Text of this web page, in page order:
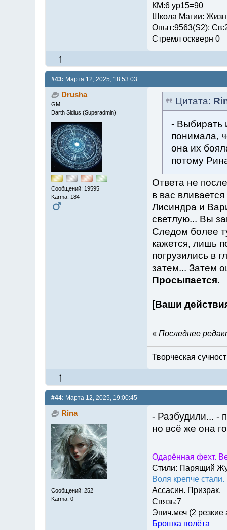
КМ:6 ур15=90
Школа Магии:
Опыт:9563(S2);
Стремл оскверн 0
#43: Марта 12, 2025, 18:53:03
Drusha
GM
Darth Sidius (Superadmin)
Сообщений: 19595
Karma: 184
Цитата:
- Выбирать
понимала,
она их
потому
Ответа не
в вас вливается
Лисиндра и
светлую... Вы
Следом более
кажется, лишь
погрузились в
затем... Затем
Просыпается.
[Ваши
« Последнее
Творческая
#44: Марта 12, 2025, 19:00:45
Rina
Сообщений: 252
Karma: 0
- Разбудили... -
но всё же она
Одарённая фехт.
Стили: Парящий
Воля крепче
Ассасин. Призрак.
Связь:7
Эпич.меч (2 резкие
Брошка полёта